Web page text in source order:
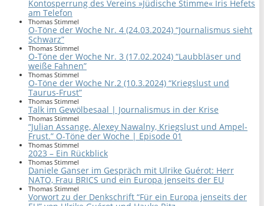
Kontosperrung des Vereins »Jüdische Stimme« Iris Hefets
am Telefon
Thomas Stimmel
O-Töne der Woche Nr. 4 (24.03.2024) “Journalismus sieht
Schwarz”
Thomas Stimmel
O-Töne der Woche Nr. 3 (17.02.2024) “Laubbläser und
weiße Fahnen”
Thomas Stimmel
O-Töne der Woche Nr.2 (10.3.2024) “Kriegslust und
Taurus-Frust”
Thomas Stimmel
Talk im Gewölbesaal | Journalismus in der Krise
Thomas Stimmel
“Julian Assange, Alexey Nawalny, Kriegslust und Ampel-
Frust.” O-Töne der Woche | Episode 01
Thomas Stimmel
2023 – Ein Rückblick
Thomas Stimmel
Daniele Ganser im Gespräch mit Ulrike Guérot: Herr
NATO, Frau BRICS und ein Europa jenseits der EU
Thomas Stimmel
Vorwort zu der Denkschrift “Für ein Europa jenseits der